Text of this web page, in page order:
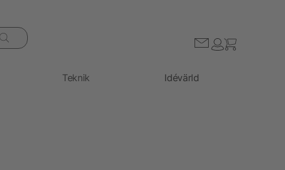
Teknik Idévärld